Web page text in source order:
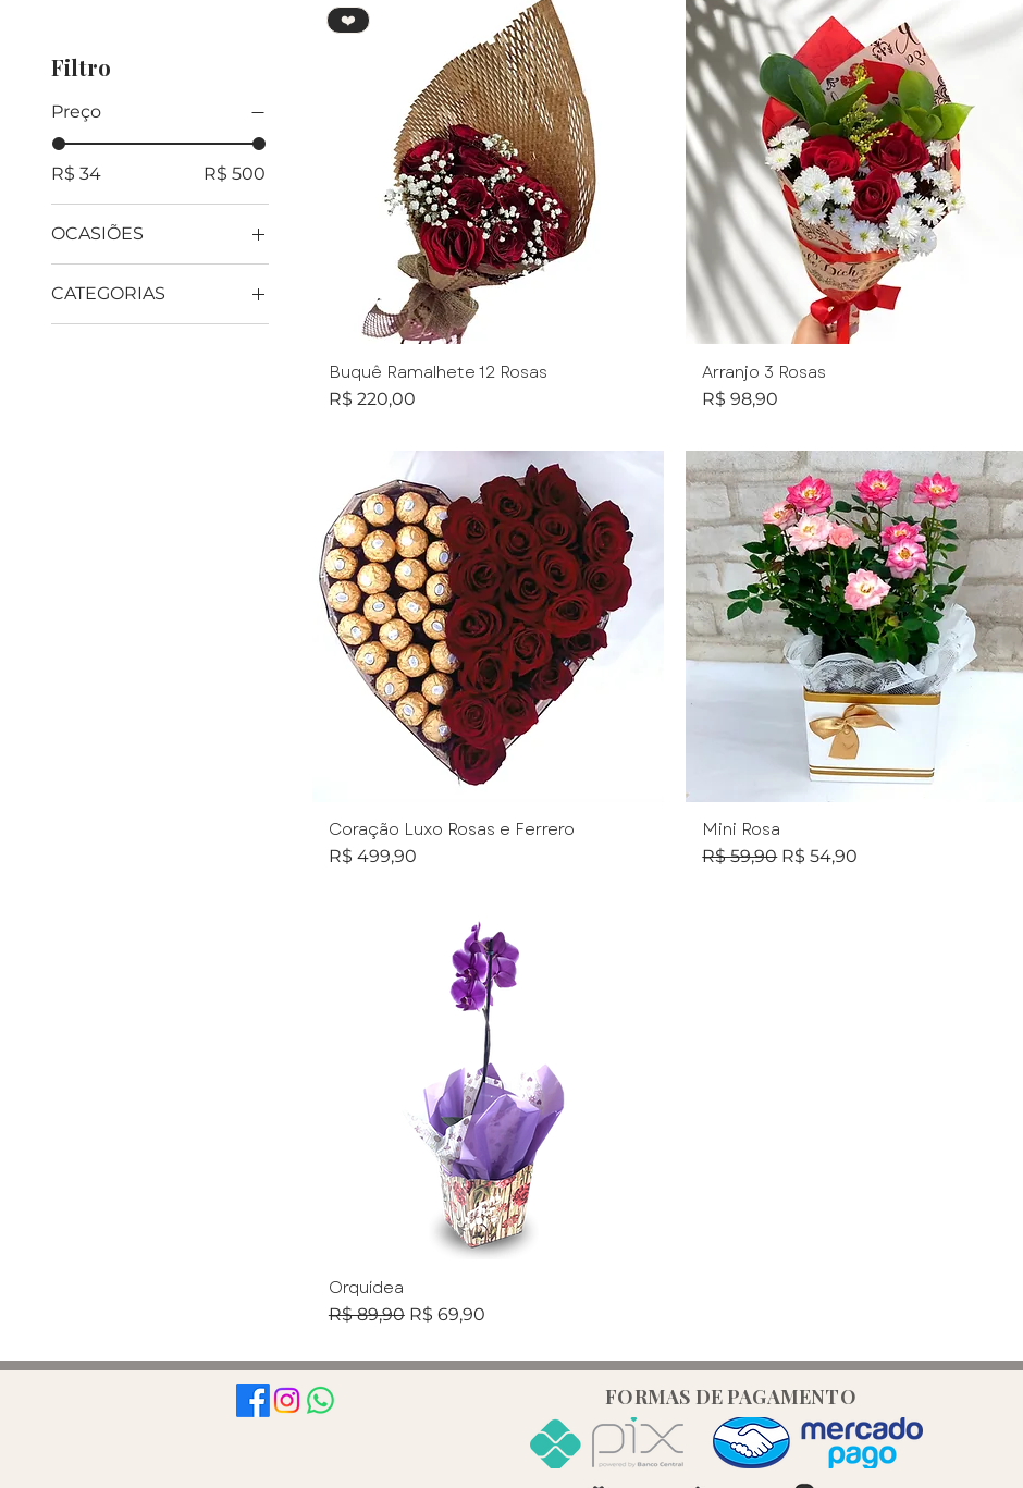
Filtro
Preço
R$ 34 R$ 500
OCASIÕES
Cestas de Aniversário
Cestas Dia das Mães
CATEGORIAS
Buquês e Arranjos de
❤️
Buquê Ramalhete 12 Rosas
Preço
R$ 220,00
Arranjo 3 Rosas
Preço
R$ 98,90
Coração Luxo Rosas e Ferrero
Preço
R$ 499,90
Mini Rosa
Preço normal
R$ 59,90 Preço promocional
R$ 54,90
Orquídea
Preço normal
R$ 89,90 Preço promocional
R$ 69,90
FORMAS DE PAGAMENTO